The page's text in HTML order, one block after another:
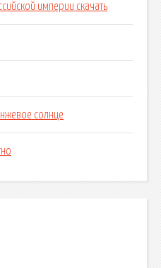
империи скачать
солнце